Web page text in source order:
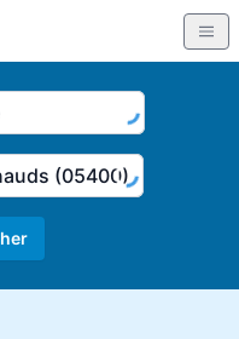
du praticien, profession